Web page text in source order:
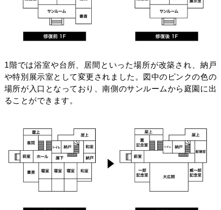
1階では浴室や台所、居間といった場所が改築され、納戸
や特別展示室として変更されました。図中のピンクの色の
場所が入口となっており、南側のサンルームから庭園に出
ることができます。